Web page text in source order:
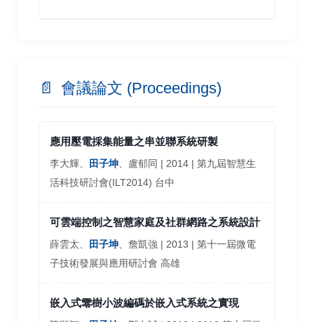
📄 會議論文 (Proceedings)
應用壓電採集能量之串並聯系統研製
李大輝、 田子坤、盧郁同 | 2014 | 第九屆智慧生
活科技研討會(ILT2014) 台中
可雲端控制之智慧家庭及社群網路之系統設計
薛雲太、 田子坤、詹凱強 | 2013 | 第十一屆微電
子技術發展與應用研討會 高雄
嵌入式零樹小波編碼於嵌入式系統之實現